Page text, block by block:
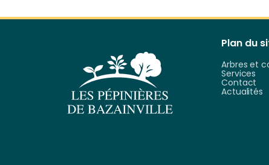
Plan du site & informations
Plan du
Arbres et
Services
Contact
Actualités